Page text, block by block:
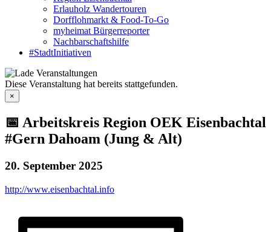
Erlauholz Wandertouren
Dorfflohmarkt & Food-To-Go
myheimat Bürgerreporter
Nachbarschaftshilfe
#StadtInitiativen
Diese Veranstaltung hat bereits stattgefunden.
×
📅 Arbeitskreis Region OEK Eisenbachtal
#Gern Dahoam (Jung & Alt)
20. September 2025
http://www.eisenbachtal.info